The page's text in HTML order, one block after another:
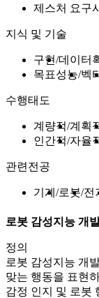
제스처 요구
지식 및 기술
구현 데이터
목표성능 벡
수행태도
계량적 계획
인간적 자율
관련전공
기계 로봇 전
로봇 감성지능 개
정의
로봇 감성지능 개
맞는 행동을 표현
감정 인지 및 로봇